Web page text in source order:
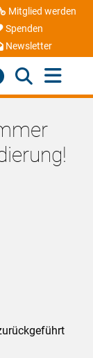
Mitglied werden
Spenden
Newsletter